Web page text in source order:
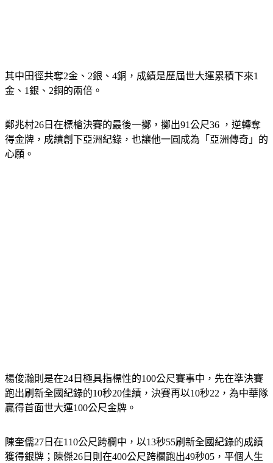
其中田徑共奪2金、2銀、4銅，成績是歷屆世大運累積下來1
金、1銀、2銅的兩倍。
鄭兆村26日在標槍決賽的最後一擲，擲出91公尺36 ，逆轉奪
得金牌，成績創下亞洲紀錄，也讓他一圓成為「亞洲傳奇」的
心願。
楊俊瀚則是在24日極具指標性的100公尺賽事中，先在準決賽
跑出刷新全國紀錄的10秒20佳績，決賽再以10秒22，為中華隊
贏得首面世大運100公尺金牌。
陳奎儒27日在110公尺跨欄中，以13秒55刷新全國紀錄的成績
獲得銀牌；陳傑26日則在400公尺跨欄跑出49秒05，平個人生